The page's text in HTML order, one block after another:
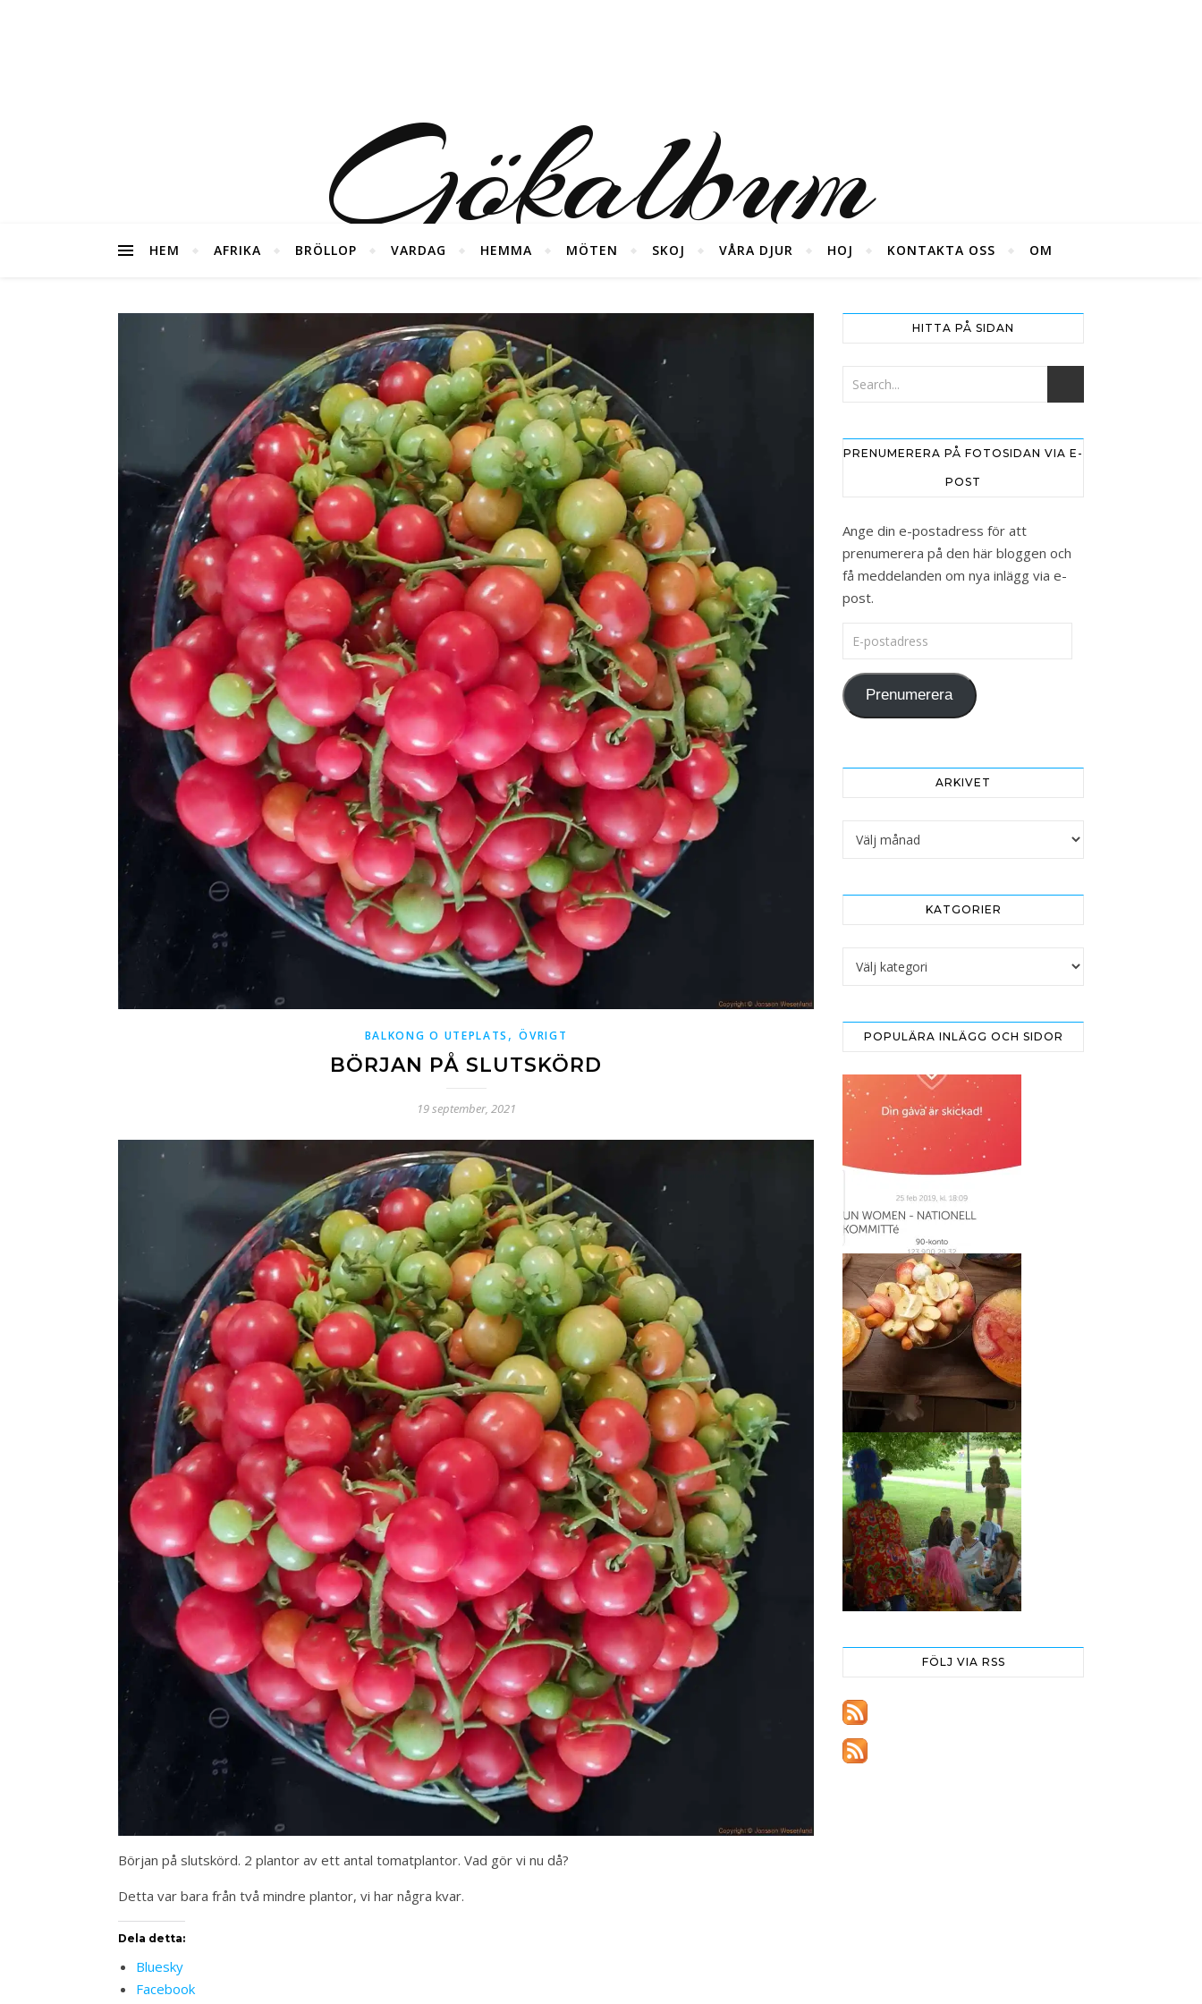
Gökalbum
foton från våra diverse äventyr ;)
HEM AFRIKA BRÖLLOP VARDAG HEMMA MÖTEN SKOJ VÅRA DJUR HOJ KONTAKTA OSS OM
BALKONG O UTEPLATS ,ÖVRIGT
BÖRJAN PÅ SLUTSKÖRD
19 september, 2021
Början på slutskörd. 2 plantor av ett antal tomatplantor. Vad gör vi nu då?
Detta var bara från två mindre plantor, vi har några kvar.
Dela detta:
Bluesky
Facebook
HITTA PÅ SIDAN
PRENUMERERA PÅ FOTOSIDAN VIA E-
POST
Ange din e-postadress för att
prenumerera på den här bloggen och
få meddelanden om nya inlägg via e-
post.
E-postadress
Prenumerera
ARKIVET
KATGORIER
POPULÄRA INLÄGG OCH SIDOR
FÖLJ VIA RSS